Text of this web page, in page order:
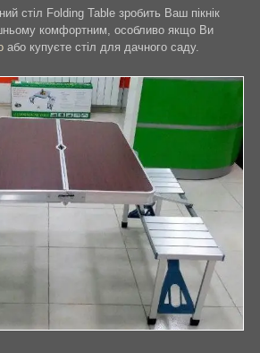
стіл Folding Table зробить Ваш пікнік
комфортним, особливо якщо Ви
або купуєте стіл для дачного саду.